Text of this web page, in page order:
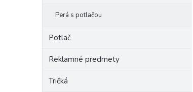
Perá s potlačou
Potlač
Reklamné predmety
Tričká